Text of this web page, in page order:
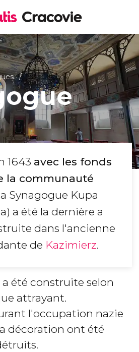
1643 avec les fonds
la communauté
Synagogue Kupa
a été la dernière a
dans l'ancienne
de Kazimierz.
été construite selon
attrayant.
l'occupation nazie
décoration ont été